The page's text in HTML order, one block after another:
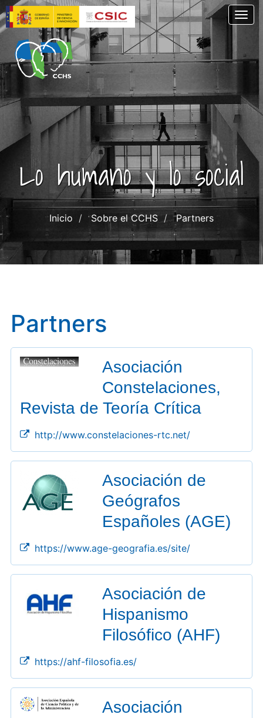
Skip
to
main
content
Lo humano y lo social
Inicio Sobre el CCHS Partners
Partners
Asociación
Constelaciones,
Revista de Teoría Crítica
http://www.constelaciones-rtc.net/
Asociación de
Geógrafos
Españoles (AGE)
https://www.age-geografia.es/site/
Asociación de
Hispanismo
Filosófico (AHF)
https://ahf-filosofia.es/
Asociación